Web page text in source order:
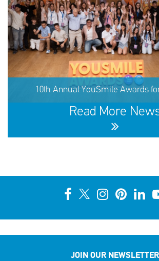
60,291 children received support in the
SHARE
REACT
10th Annual YouSmile Awards
SHARE
REACT
Read More
JOIN OUR NEWSLETTER